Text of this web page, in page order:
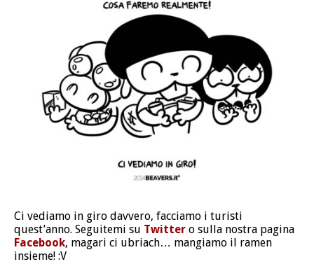
Ci vediamo in giro davvero, facciamo i turisti
quest’anno. Seguitemi su Twitter o sulla nostra pagina
Facebook, magari ci ubriach… mangiamo il ramen
insieme! :V